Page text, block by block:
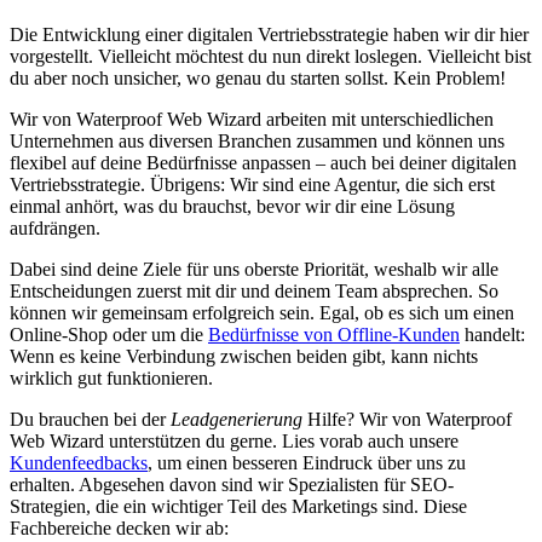
Die Entwicklung einer digitalen Vertriebsstrategie haben wir dir hier
vorgestellt. Vielleicht möchtest du nun direkt loslegen. Vielleicht bist
du aber noch unsicher, wo genau du starten sollst. Kein Problem!
Wir von Waterproof Web Wizard arbeiten mit unterschiedlichen
Unternehmen aus diversen Branchen zusammen und können uns
flexibel auf deine Bedürfnisse anpassen – auch bei deiner digitalen
Vertriebsstrategie. Übrigens: Wir sind eine Agentur, die sich erst
einmal anhört, was du brauchst, bevor wir dir eine Lösung
aufdrängen.
Dabei sind deine Ziele für uns oberste Priorität, weshalb wir alle
Entscheidungen zuerst mit dir und deinem Team absprechen. So
können wir gemeinsam erfolgreich sein. Egal, ob es sich um einen
Online-Shop oder um die Bedürfnisse von Offline-Kunden handelt:
Wenn es keine Verbindung zwischen beiden gibt, kann nichts
wirklich gut funktionieren.
Du brauchen bei der Leadgenerierung Hilfe? Wir von Waterproof
Web Wizard unterstützen du gerne. Lies vorab auch unsere
Kundenfeedbacks, um einen besseren Eindruck über uns zu
erhalten. Abgesehen davon sind wir Spezialisten für SEO-
Strategien, die ein wichtiger Teil des Marketings sind. Diese
Fachbereiche decken wir ab: